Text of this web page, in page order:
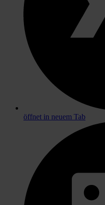
öffnet in neuem Tab